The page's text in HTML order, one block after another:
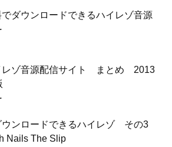
ダウンロードできるハイレゾ音源
レゾ音源配信サイト まとめ 2013
ウンロードできるハイレゾ その3
Nails The Slip